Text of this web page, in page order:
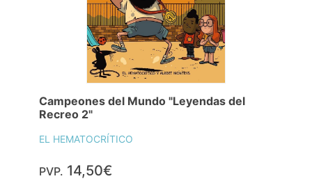
Campeones del Mundo "Leyendas del
Recreo 2"
EL HEMATOCRÍTICO
PVP. 14,50€